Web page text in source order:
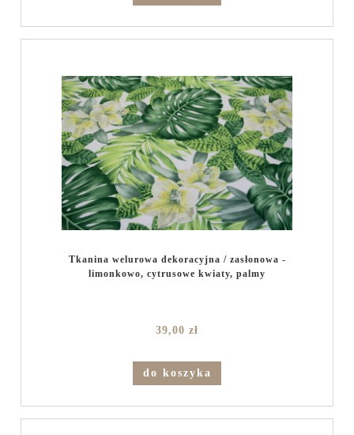
Tkanina welurowa dekoracyjna / zasłonowa -
limonkowo, cytrusowe kwiaty, palmy
39,00 zł
do koszyka